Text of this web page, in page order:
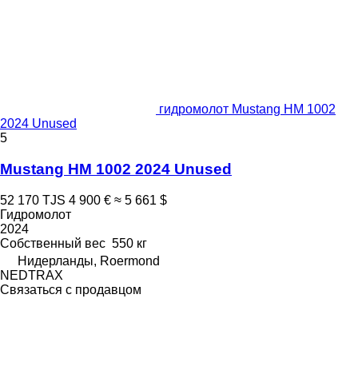
гидромолот Mustang HM 1002
2024 Unused
5
Mustang HM 1002 2024 Unused
52 170 TJS 4 900 € ≈ 5 661 $
Гидромолот
2024
Собственный вес 550 кг
Нидерланды, Roermond
NEDTRAX
Связаться с продавцом